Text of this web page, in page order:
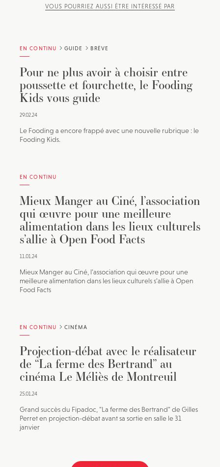
VOUS POURRIEZ AUSSI ÊTRE INTÉRESSÉ PAR
EN CONTINU GUIDE BRÈVE
Pour ne plus avoir à choisir entre
poussette et fourchette, le Fooding
Kids vous guide
29.02.24
Le Fooding a encore frappé avec une nouvelle rubrique : le
Fooding Kids.
EN CONTINU
Mieux Manger au Ciné, l’association
qui œuvre pour une meilleure
alimentation dans les lieux culturels
s’allie à Open Food Facts
11.01.24
Mieux Manger au Ciné, l’association qui œuvre pour une
meilleure alimentation dans les lieux culturels s’allie à Open
Food Facts
EN CONTINU CINÉMA
Projection-débat avec le réalisateur
de “La ferme des Bertrand” au
cinéma Le Méliès de Montreuil
25.01.24
Grand succès du Fipadoc, "La ferme des Bertrand" de Gilles
Perret en projection-débat avant sa sortie en salle le 31
janvier